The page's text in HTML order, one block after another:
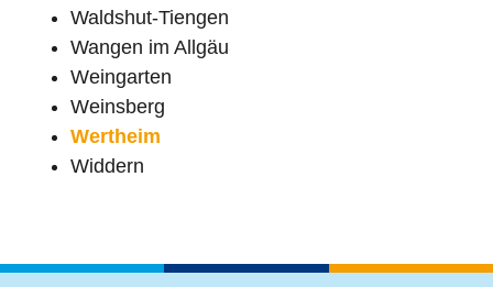
Waldshut-Tiengen
Wangen im Allgäu
Weingarten
Weinsberg
Wertheim
Widdern